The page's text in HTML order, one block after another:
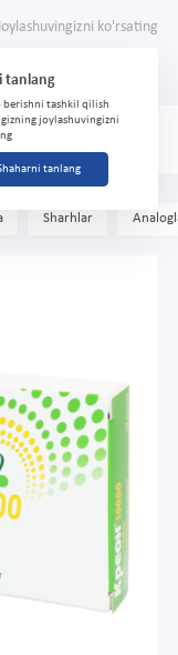
ko'rsating
tanlang
berishni tashkil qilish
joylashuvingizni
tanlang
Sharhlar